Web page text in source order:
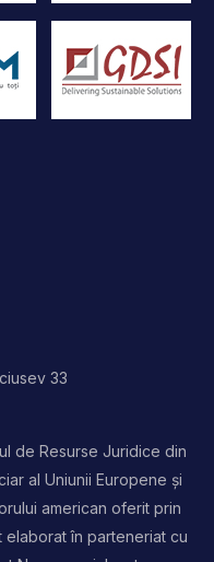
33
de Resurse Juridice din
al Uniunii Europene și
american oferit prin
elaborat în parteneriat cu